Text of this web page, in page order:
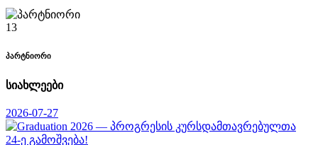
13
პარტნიორი
სიახლეები
2026-07-27